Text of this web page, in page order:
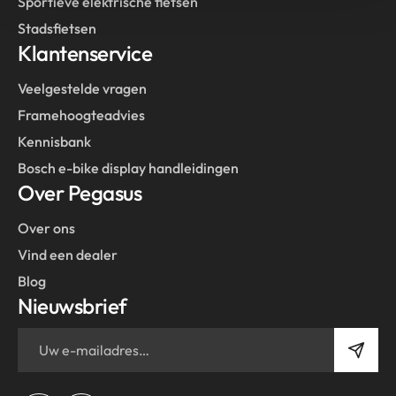
Stadsfietsen
Klantenservice
Veelgestelde vragen
Framehoogteadvies
Kennisbank
Bosch e-bike display handleidingen
Over Pegasus
Over ons
Vind een dealer
Blog
Nieuwsbrief